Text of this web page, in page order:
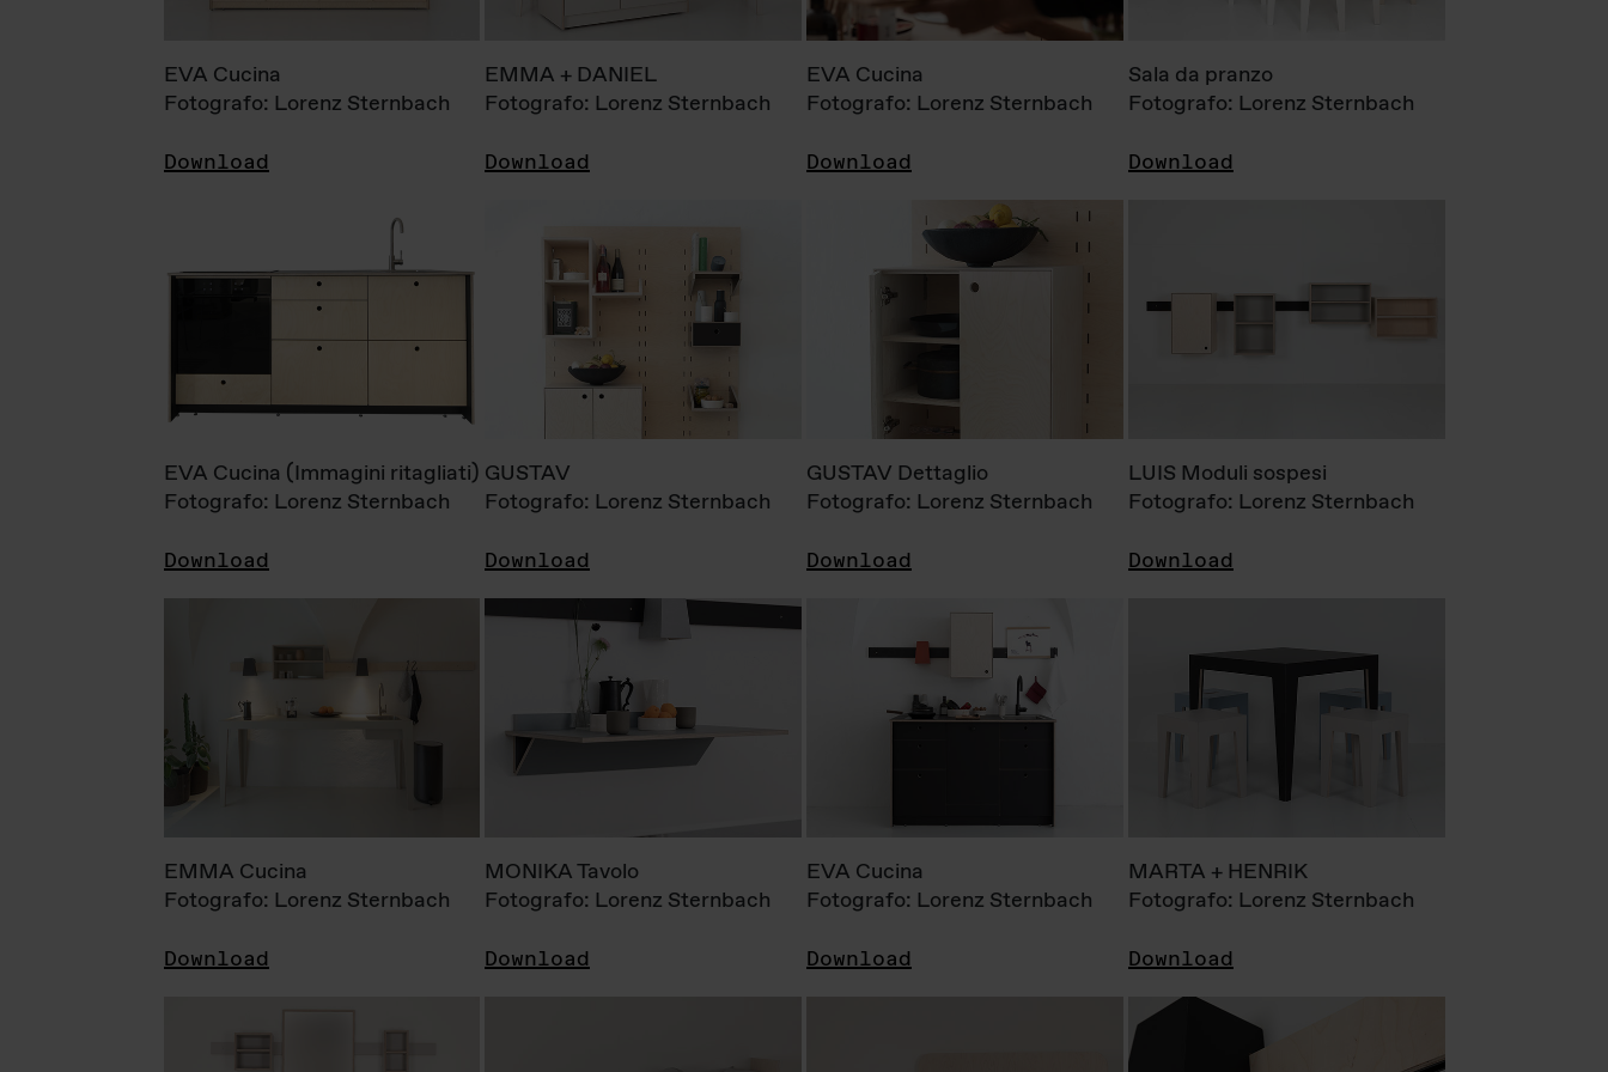
EVA Cucina
Fotografo: Lorenz Sternbach
Download
EMMA + DANIEL
Fotografo: Lorenz Sternbach
Download
EVA Cucina
Fotografo: Lorenz Sternbach
Download
Sala da pranzo
Fotografo: Lorenz Sternbach
Download
EVA Cucina (Immagini ritagliati)
Fotografo: Lorenz Sternbach
Download
GUSTAV
Fotografo: Lorenz Sternbach
Download
GUSTAV Dettaglio
Fotografo: Lorenz Sternbach
Download
LUIS Moduli sospesi
Fotografo: Lorenz Sternbach
Download
EMMA Cucina
Fotografo: Lorenz Sternbach
Download
MONIKA Tavolo
Fotografo: Lorenz Sternbach
Download
EVA Cucina
Fotografo: Lorenz Sternbach
Download
MARTA + HENRIK
Fotografo: Lorenz Sternbach
Download